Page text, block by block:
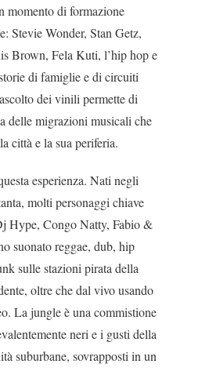
momento di formazione
Stevie Wonder, Stan Getz,
Brown, Fela Kuti, l’hip hop e
di famiglie e di circuiti
dei vinili permette di
del­le migrazioni musicali che
città e la sua periferia.
esperienza. Nati negli
molti personaggi chiave
Hype, Congo Natty, Fabio &
suonato reggae, dub, hip
sulle stazioni pirata della
oltre che dal vivo usando
La jungle è una commistione
neri e i gusti della
suburbane, sovrapposti in un